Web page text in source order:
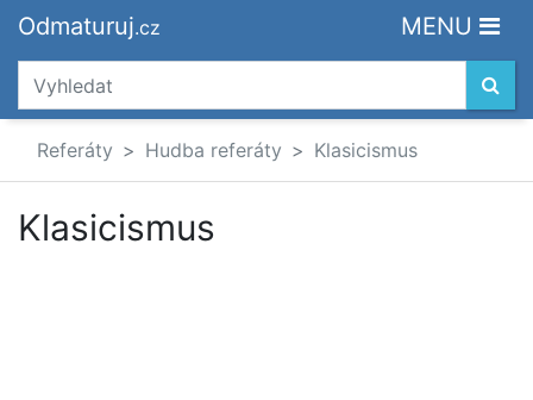
Odmaturuj.cz MENU
Referáty Hudba referáty Klasicismus
Klasicismus